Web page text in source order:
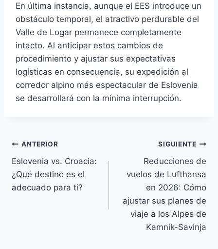
En última instancia, aunque el EES introduce un
obstáculo temporal, el atractivo perdurable del
Valle de Logar permanece completamente
intacto. Al anticipar estos cambios de
procedimiento y ajustar sus expectativas
logísticas en consecuencia, su expedición al
corredor alpino más espectacular de Eslovenia
se desarrollará con la mínima interrupción.
Navegación
de
entradas
ANTERIOR
Eslovenia vs. Croacia:
¿Qué destino es el
adecuado para ti?
SIGUIENTE
Reducciones de
vuelos de Lufthansa
en 2026: Cómo
ajustar sus planes de
viaje a los Alpes de
Kamnik-Savinja